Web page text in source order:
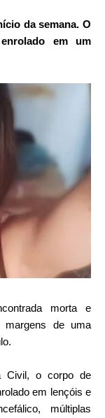
da semana. O
em um
morta e
margens de uma
Civil, o corpo de
em lençóis e
múltiplas